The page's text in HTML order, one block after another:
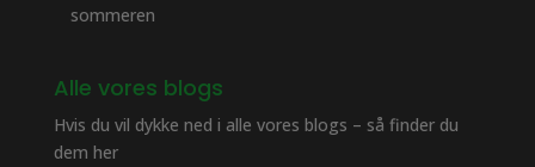
sommeren
Alle vores blogs
Hvis du vil dykke ned i alle vores blogs – så finder du
dem her